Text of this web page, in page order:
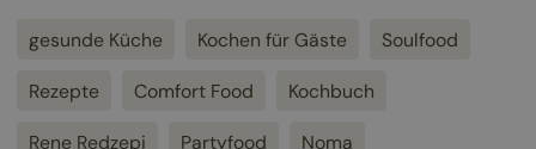
gesunde Küche Kochen für Gäste Soulfood
Rezepte Comfort Food Kochbuch
Rene Redzepi Partyfood Noma